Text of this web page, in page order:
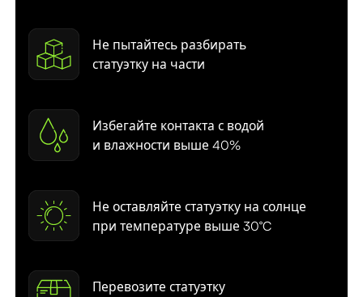
Не пытайтесь разбирать
статуэтку на части
Избегайте контакта с водой
и влажности выше 40%
Не оставляйте статуэтку на солнце
при температуре выше 30°C
Перевозите статуэтку